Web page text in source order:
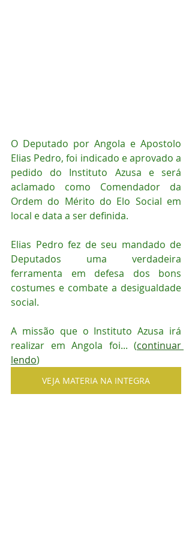
O Deputado por Angola e Apostolo
Elias Pedro, foi indicado e aprovado a
pedido do Instituto Azusa e será
aclamado como Comendador da
Ordem do Mérito do Elo Social em
local e data a ser definida.
Elias Pedro fez de seu mandado de
Deputados uma verdadeira
ferramenta em defesa dos bons
costumes e combate a desigualdade
social.
A missão que o Instituto Azusa irá
realizar em Angola foi... (continuar
lendo)
VEJA MATERIA NA INTEGRA